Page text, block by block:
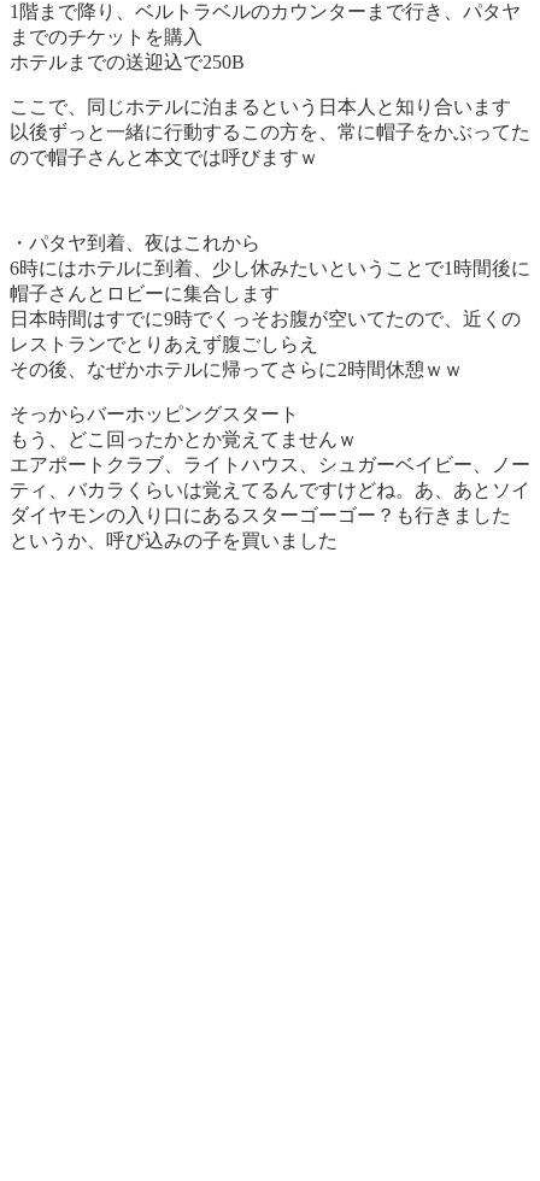
1階まで降り、ベルトラベルのカウンターまで行き、パタヤ
までのチケットを購入
ホテルまでの送迎込で250B
ここで、同じホテルに泊まるという日本人と知り合います
以後ずっと一緒に行動するこの方を、常に帽子をかぶってた
ので帽子さんと本文では呼びますｗ
・パタヤ到着、夜はこれから
6時にはホテルに到着、少し休みたいということで1時間後に
帽子さんとロビーに集合します
日本時間はすでに9時でくっそお腹が空いてたので、近くの
レストランでとりあえず腹ごしらえ
その後、なぜかホテルに帰ってさらに2時間休憩ｗｗ
そっからバーホッピングスタート
もう、どこ回ったかとか覚えてませんｗ
エアポートクラブ、ライトハウス、シュガーベイビー、ノー
ティ、バカラくらいは覚えてるんですけどね。あ、あとソイ
ダイヤモンの入り口にあるスターゴーゴー？も行きました
というか、呼び込みの子を買いました